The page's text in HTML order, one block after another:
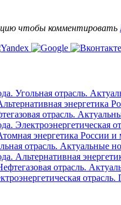
чтобы комментировать
Угольная отрасль.
энергетика
отрасль.
Электроэнергетическая
энергетика России
отрасль. Актуальные
Альтернативная
отрасль.